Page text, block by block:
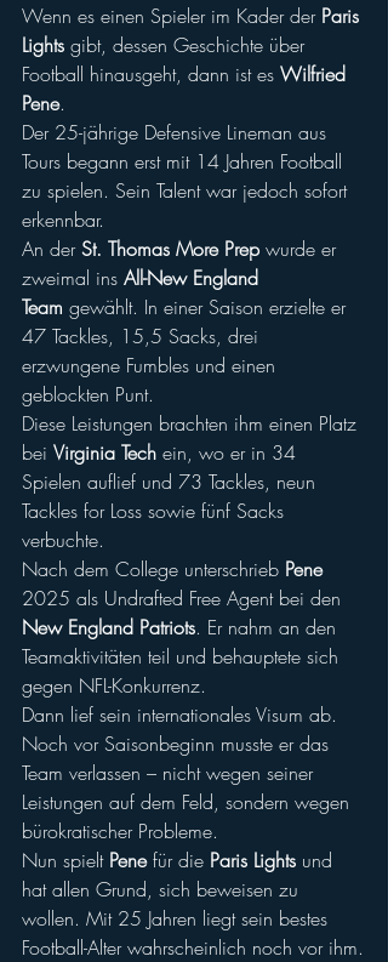
Wenn es einen Spieler im Kader der Paris
Lights gibt, dessen Geschichte über
Football hinausgeht, dann ist es Wilfried
Pene.
Der 25-jährige Defensive Lineman aus
Tours begann erst mit 14 Jahren Football
zu spielen. Sein Talent war jedoch sofort
erkennbar.
An der St. Thomas More Prep wurde er
zweimal ins All-New England
Team gewählt. In einer Saison erzielte er
47 Tackles, 15,5 Sacks, drei
erzwungene Fumbles und einen
geblockten Punt.
Diese Leistungen brachten ihm einen Platz
bei Virginia Tech ein, wo er in 34
Spielen auflief und 73 Tackles, neun
Tackles for Loss sowie fünf Sacks
verbuchte.
Nach dem College unterschrieb Pene
2025 als Undrafted Free Agent bei den
New England Patriots. Er nahm an den
Teamaktivitäten teil und behauptete sich
gegen NFL-Konkurrenz.
Dann lief sein internationales Visum ab.
Noch vor Saisonbeginn musste er das
Team verlassen – nicht wegen seiner
Leistungen auf dem Feld, sondern wegen
bürokratischer Probleme.
Nun spielt Pene für die Paris Lights und
hat allen Grund, sich beweisen zu
wollen. Mit 25 Jahren liegt sein bestes
Football-Alter wahrscheinlich noch vor ihm.